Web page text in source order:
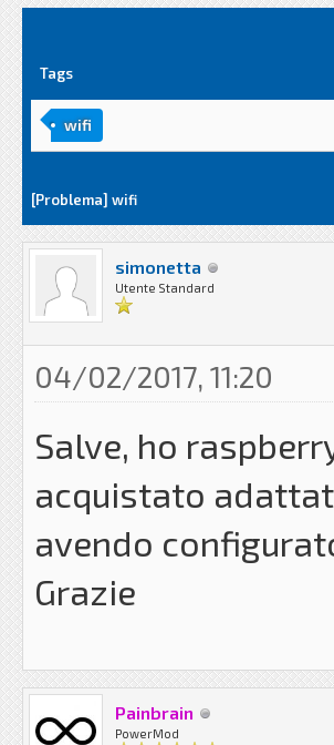
Tags
wifi
[Problema] wifi
simonetta
Utente Standard
04/02/2017, 11:20
Salve, ho
acquistato
avendo
Grazie
Painbrain
PowerMod